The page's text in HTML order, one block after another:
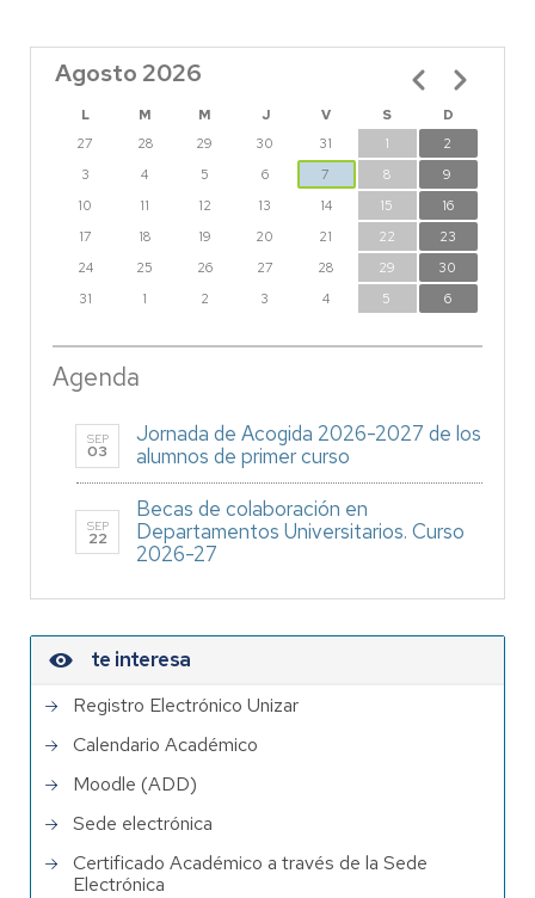
Agosto 2026
L M M J V S
D
27
28 29 30 31 1
2
3
4 5 6 7 8
9
10
11 12 13 14 15
16
17
18 19 20 21 22
23
24
25 26 27 28 29
30
31
1 2 3 4 5 6
Paginación
Agenda
SEP
03
Jornada de Acogida 2026-2027 de los
alumnos de primer curso
SEP
22
Becas de colaboración en
Departamentos Universitarios. Curso
2026-27
te interesa
Registro Electrónico Unizar
Calendario Académico
Moodle (ADD)
Sede electrónica
Certificado Académico a través de la Sede
Electrónica